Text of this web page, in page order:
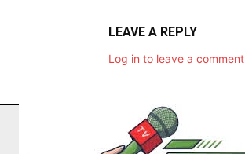
LEAVE A REPLY
Log in to leave a comment